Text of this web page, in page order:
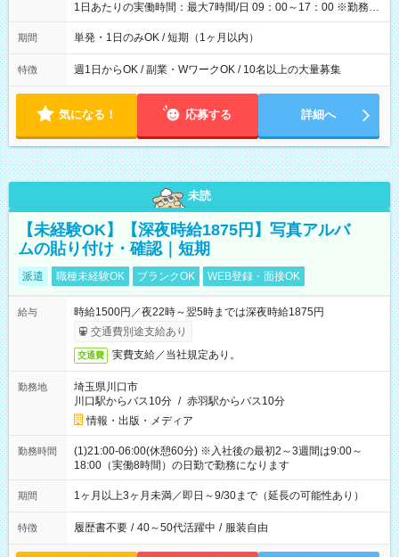
1日あたりの実働時間：最大7時間/日 09：00～17：00 ※勤務時
間は 試験により異なります。
期間 単発・1日のみOK / 短期（1ヶ月以内）
特徴 週1日からOK / 副業・WワークOK / 10名以上の大量募集
気になる！ 応募する 詳細へ
未読
【未経験OK】【深夜時給1875円】写真アルバ
ムの貼り付け・確認｜短期
派遣 職種未経験OK ブランクOK WEB登録・面接OK
給与
時給1500円／夜22時～翌5時までは深夜時給1875円
交通費別途支給あり
交通費 実費支給／当社規定あり。
勤務地
埼玉県川口市
川口駅からバス10分 / 赤羽駅からバス10分
情報・出版・メディア
勤務時間
(1)21:00-06:00(休憩60分) ※入社後の最初2～3週間は9:00～
18:00（実働8時間）の日勤で勤務になります
期間 1ヶ月以上3ヶ月未満／即日～9/30まで（延長の可能性あり）
特徴 履歴書不要 / 40～50代活躍中 / 服装自由